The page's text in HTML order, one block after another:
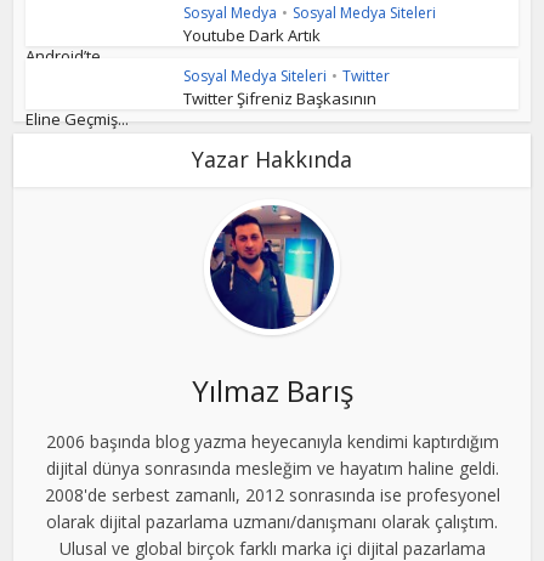
Sosyal Medya • Sosyal Medya Siteleri
Youtube Dark Artık
Android’te
Sosyal Medya Siteleri • Twitter
Twitter Şifreniz Başkasının
Eline Geçmiş...
Yazar Hakkında
Yılmaz Barış
2006 başında blog yazma heyecanıyla kendimi kaptırdığım
dijital dünya sonrasında mesleğim ve hayatım haline geldi.
2008'de serbest zamanlı, 2012 sonrasında ise profesyonel
olarak dijital pazarlama uzmanı/danışmanı olarak çalıştım.
Ulusal ve global birçok farklı marka içi dijital pazarlama